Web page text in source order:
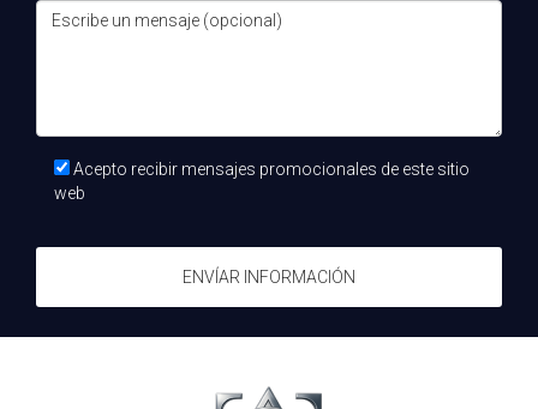
Acepto recibir mensajes promocionales de este sitio
web
ENVÍAR INFORMACIÓN